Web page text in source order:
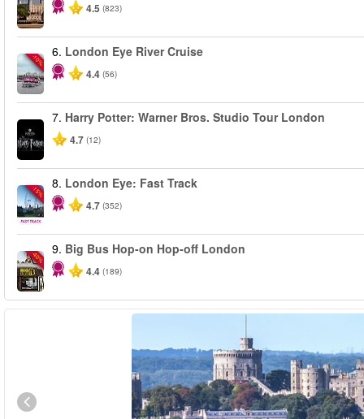
4.5 (823)
-10%
6. London Eye River Cruise
4.4 (56)
7. Harry Potter: Warner Bros. Studio Tour London
4.7 (12)
-15%
8. London Eye: Fast Track
4.7 (352)
-40%
9. Big Bus Hop-on Hop-off London
4.4 (189)